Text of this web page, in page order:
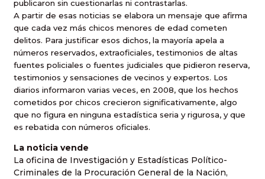
publicaron sin cuestionarlas ni contrastarlas.
A partir de esas noticias se elabora un mensaje que afirma
que cada vez más chicos menores de edad cometen
delitos. Para justificar esos dichos, la mayoría apela a
números reservados, extraoficiales, testimonios de altas
fuentes policiales o fuentes judiciales que pidieron reserva,
testimonios y sensaciones de vecinos y expertos. Los
diarios informaron varias veces, en 2008, que los hechos
cometidos por chicos crecieron significativamente, algo
que no figura en ninguna estadística seria y rigurosa, y que
es rebatida con números oficiales.
La noticia vende
La oficina de Investigación y Estadísticas Político-
Criminales de la Procuración General de la Nación,